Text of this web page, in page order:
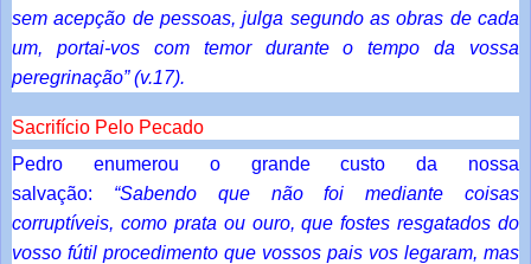
sem acepção de pessoas, julga segundo as obras de cada
um, portai-vos com temor durante o tempo da vossa
peregrinação” (v.17).
Sacrifício Pelo Pecado
Pedro enumerou o grande custo da nossa
salvação: “Sabendo que não foi mediante coisas
corruptíveis, como prata ou ouro, que fostes resgatados do
vosso fútil procedimento que vossos pais vos legaram, mas